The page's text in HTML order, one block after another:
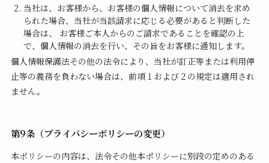
当社は、お客様から、お客様の個人情報について消去を求め
られた場合、当社が当該請求に応じる必要があると判断した
場合は、 お客様ご本人からのご請求であることを確認の上
で、個人情報の消去を行い、その旨をお客様に通知します。
個人情報保護法その他の法令により、当社が訂正等または利用停
止等の義務を負わない場合は、前項１および２の規定は適用され
ません。
第9条（プライバシーポリシーの変更）
本ポリシーの内容は、法令その他本ポリシーに別段の定めのある